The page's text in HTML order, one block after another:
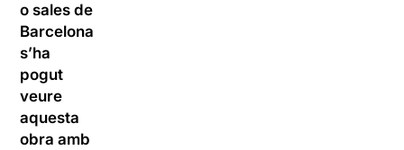
o sales de
Barcelona
s’ha
pogut
veure
aquesta
obra amb